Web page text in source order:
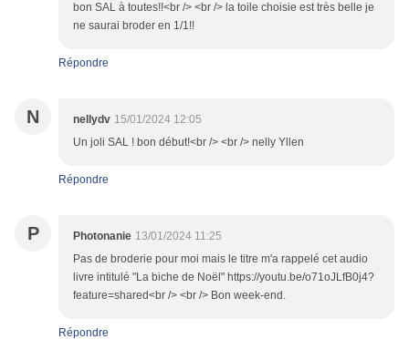
bon SAL à toutes!!<br /> <br /> la toile choisie est très belle je
ne saurai broder en 1/1!!
Répondre
N nellydv 15/01/2024 12:05
Un joli SAL ! bon début!<br /> <br /> nelly Yllen
Répondre
P Photonanie 13/01/2024 11:25
Pas de broderie pour moi mais le titre m'a rappelé cet audio
livre intitulé "La biche de Noël" https://youtu.be/o71oJLfB0j4?
feature=shared<br /> <br /> Bon week-end.
Répondre